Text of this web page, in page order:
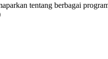
tentang berbagai